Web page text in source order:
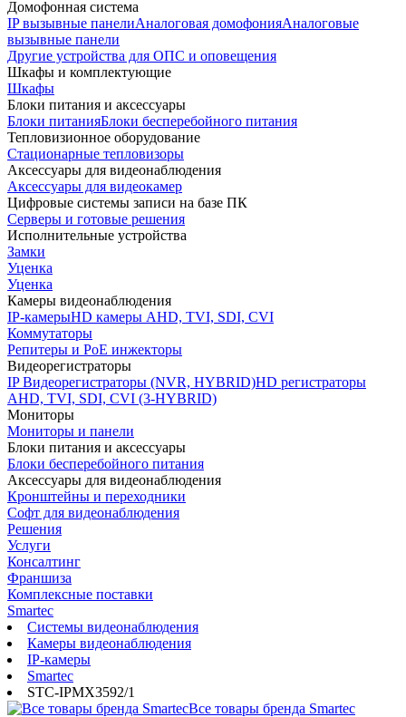
Домофонная система
IP вызывные панелиАналоговая домофонияАналоговые
вызывные панели
Другие устройства для ОПС и оповещения
Шкафы и комплектующие
Шкафы
Блоки питания и аксессуары
Блоки питанияБлоки бесперебойного питания
Тепловизионное оборудование
Стационарные тепловизоры
Аксессуары для видеонаблюдения
Аксессуары для видеокамер
Цифровые системы записи на базе ПК
Серверы и готовые решения
Исполнительные устройства
Замки
Уценка
Уценка
Камеры видеонаблюдения
IP-камерыHD камеры AHD, TVI, SDI, CVI
Коммутаторы
Репитеры и PoE инжекторы
Видеорегистраторы
IP Видеорегистраторы (NVR, HYBRID)HD регистраторы
AHD, TVI, SDI, CVI (3-HYBRID)
Мониторы
Мониторы и панели
Блоки питания и аксессуары
Блоки бесперебойного питания
Аксессуары для видеонаблюдения
Кронштейны и переходники
Софт для видеонаблюдения
Решения
Услуги
Консалтинг
Франшиза
Комплексные поставки
Smartec
Системы видеонаблюдения
Камеры видеонаблюдения
IP-камеры
Smartec
STC-IPMX3592/1
Все товары бренда Smartec